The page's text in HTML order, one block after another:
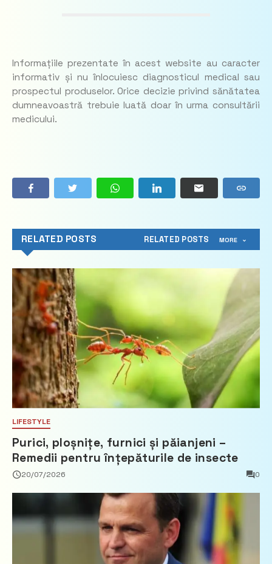
Informațiile prezentate în acest website au caracter
informativ și nu înlocuiesc diagnosticul medical sau
prospectul produselor. Orice decizie privind sănătatea
dumneavoastră trebuie luată doar în urma consultării
medicului.
RELATED POSTS RELATED POSTS MORE
LIFESTYLE
Purici, ploșnițe, furnici și păianjeni –
Remedii pentru înțepăturile de insecte
20/07/2026 0